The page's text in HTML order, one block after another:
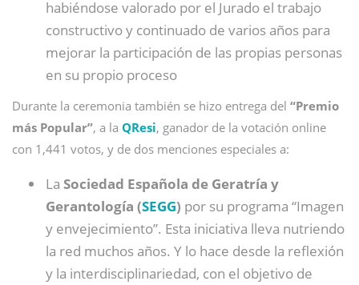
habiéndose valorado por el Jurado el trabajo
constructivo y continuado de varios años para
mejorar la participación de las propias personas
en su propio proceso
Durante la ceremonia también se hizo entrega del “Premio
más Popular”, a la QResi, ganador de la votación online
con 1,441 votos, y de dos menciones especiales a:
La Sociedad Española de Geratría y
Gerantología (SEGG) por su programa “Imagen
y envejecimiento”. Esta iniciativa lleva nutriendo
la red muchos años. Y lo hace desde la reflexión
y la interdisciplinariedad, con el objetivo de